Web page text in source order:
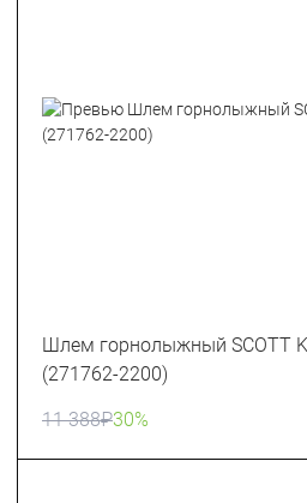
Шлем горнолыжный SCOTT
(271762-2200)
11 388₽30%